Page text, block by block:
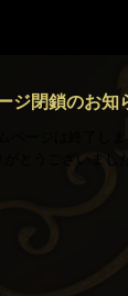
ジ閉鎖のお知
ページは終了しま
がとうございました